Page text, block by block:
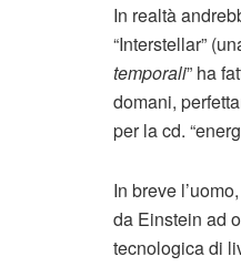
In realtà
“Interstellar”
temporali” ha
domani,
per la cd.
In breve
da Einstein ad
tecnologica di